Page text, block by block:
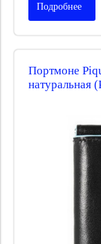
Подробнее
Портмоне
натуральная